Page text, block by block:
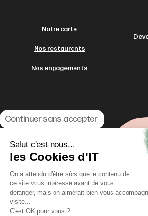
Continuer sans accepter
Salut c'est nous...
les Cookies d'IT
On a attendu d'être sûrs que le contenu de
ce site vous intéresse avant de vous
déranger, mais on aimerait bien vous
visite...
C'est OK pour vous ?
Notre carte
Nos restaurants
Nos engagements